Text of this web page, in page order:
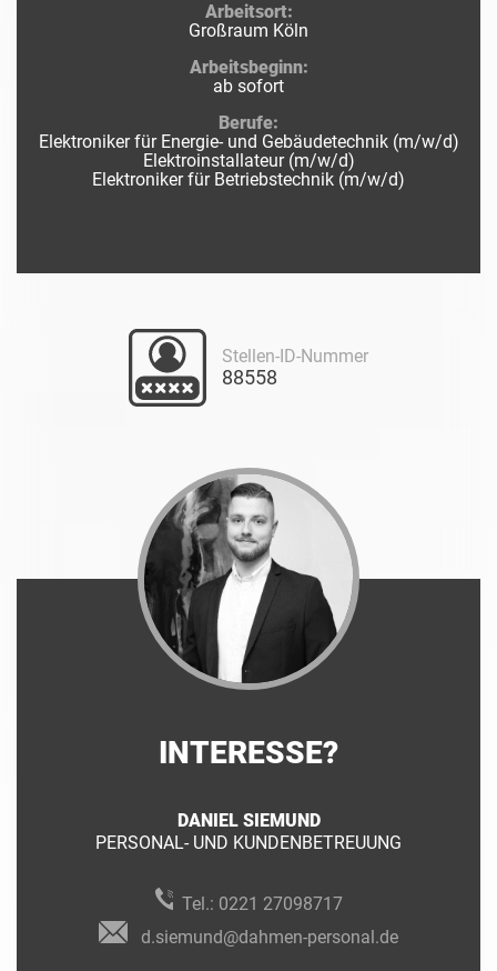
Arbeitsort:
Großraum Köln
Arbeitsbeginn:
ab sofort
Berufe:
Elektroniker für Energie- und Gebäudetechnik (m/w/d)
Elektroinstallateur (m/w/d)
Elektroniker für Betriebstechnik (m/w/d)
Stellen-ID-Nummer
88558
INTERESSE?
DANIEL SIEMUND
PERSONAL- UND KUNDENBETREUUNG
Tel.: 0221 27098717
d.siemund@dahmen-personal.de